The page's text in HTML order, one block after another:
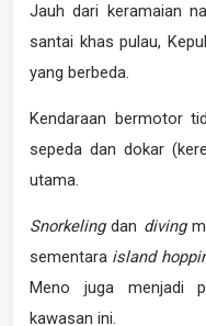
Jauh dari keramaian
santai khas pulau,
yang berbeda.
Kendaraan bermotor
sepeda dan dokar
utama.
Snorkelingdan diving
sementara island
Meno juga menjadi
kawasan ini.